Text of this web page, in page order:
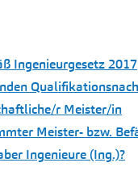
Ingenieurgesetz 2017
r Meister/in
Meister- bzw.
Ingenieure (Ing.)?